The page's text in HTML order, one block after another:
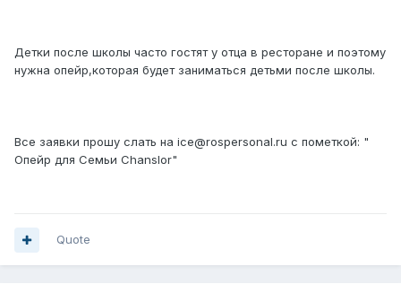
Детки после школы часто гостят у отца в ресторане и поэтому
нужна опейр,которая будет заниматься детьми после школы.
Все заявки прошу слать на ice@rospersonal.ru с пометкой: "
Опейр для Семьи Chanslor"
Quote